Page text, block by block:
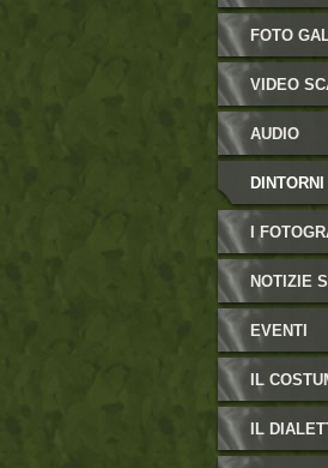
FOTO
VIDEO
AUDIO
I
NOTIZIE
EVENTI
IL
IL